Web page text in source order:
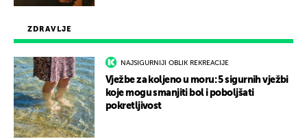
ZDRAVLJE
NAJSIGURNIJI OBLIK REKREACIJE
Vježbe za koljeno u moru: 5 sigurnih vježbi
koje mogu smanjiti bol i poboljšati
pokretljivost